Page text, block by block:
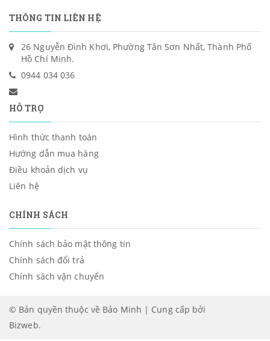
THÔNG TIN LIÊN HỆ
26 Nguyễn Đình Khơi, Phường Tân Sơn Nhất, Thành Phố
Hồ Chí Minh.
0944 034 036
HỖ TRỢ
Hình thức thanh toán
Hướng dẫn mua hàng
Điều khoản dịch vụ
Liên hệ
CHÍNH SÁCH
Chính sách bảo mật thông tin
Chính sách đổi trả
Chính sách vận chuyển
© Bản quyền thuộc về Bảo Minh | Cung cấp bởi
Bizweb.